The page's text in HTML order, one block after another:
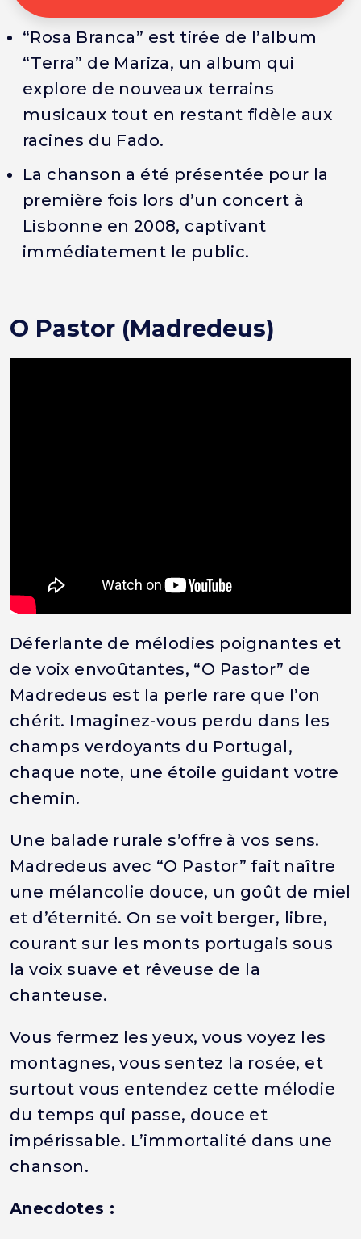
“Rosa Branca” est tirée de l’album
“Terra” de Mariza, un album qui
explore de nouveaux terrains
musicaux tout en restant fidèle aux
racines du Fado.
La chanson a été présentée pour la
première fois lors d’un concert à
Lisbonne en 2008, captivant
immédiatement le public.
O Pastor (Madredeus)
Déferlante de mélodies poignantes et
de voix envoûtantes, “O Pastor” de
Madredeus est la perle rare que l’on
chérit. Imaginez-vous perdu dans les
champs verdoyants du Portugal,
chaque note, une étoile guidant votre
chemin.
Une balade rurale s’offre à vos sens.
Madredeus avec “O Pastor” fait naître
une mélancolie douce, un goût de miel
et d’éternité. On se voit berger, libre,
courant sur les monts portugais sous
la voix suave et rêveuse de la
chanteuse.
Vous fermez les yeux, vous voyez les
montagnes, vous sentez la rosée, et
surtout vous entendez cette mélodie
du temps qui passe, douce et
impérissable. L’immortalité dans une
chanson.
Anecdotes :